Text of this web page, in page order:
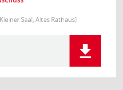
Saal, Altes Rathaus)